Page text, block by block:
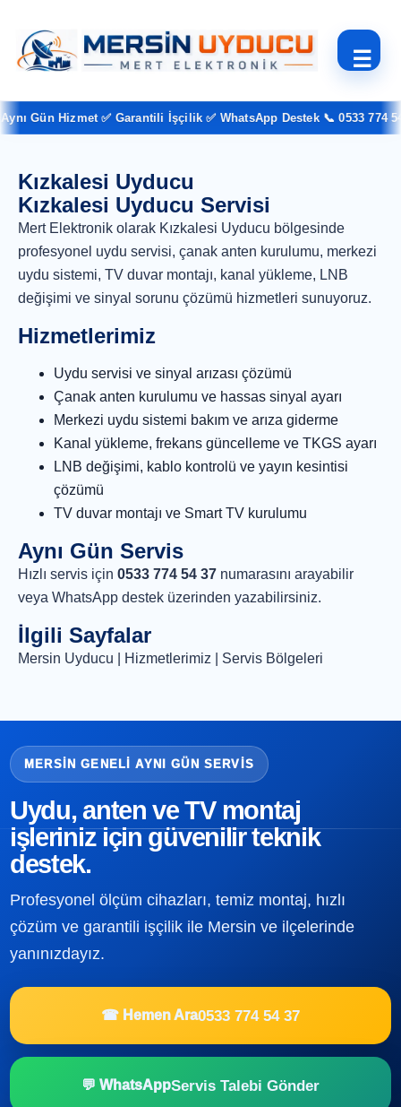
☰
Gün Hizmet ✅ Garantili İşçilik ✅ WhatsApp Destek 📞 0533 774 54
Kızkalesi Uyducu
Kızkalesi Uyducu Servisi
Mert Elektronik olarak Kızkalesi Uyducu bölgesinde
profesyonel uydu servisi, çanak anten kurulumu, merkezi
uydu sistemi, TV duvar montajı, kanal yükleme, LNB
değişimi ve sinyal sorunu çözümü hizmetleri sunuyoruz.
Hizmetlerimiz
Uydu servisi ve sinyal arızası çözümü
Çanak anten kurulumu ve hassas sinyal ayarı
Merkezi uydu sistemi bakım ve arıza giderme
Kanal yükleme, frekans güncelleme ve TKGS ayarı
LNB değişimi, kablo kontrolü ve yayın kesintisi
çözümü
TV duvar montajı ve Smart TV kurulumu
Aynı Gün Servis
Hızlı servis için 0533 774 54 37 numarasını arayabilir
veya WhatsApp destek üzerinden yazabilirsiniz.
İlgili Sayfalar
Mersin Uyducu Hizmetlerimiz Servis Bölgeleri
MERSIN GENELI AYNI GÜN SERVIS
Uydu, anten ve TV montaj
işleriniz için güvenilir teknik
destek.
Profesyonel ölçüm cihazları, temiz montaj, hızlı
çözüm ve garantili işçilik ile Mersin ve ilçelerinde
yanınızdayız.
☎ Hemen Ara0533 774 54 37
💬 WhatsAppServis Talebi Gönder